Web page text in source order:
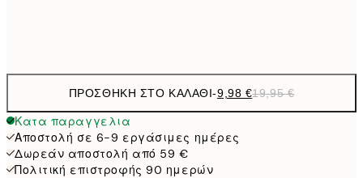
ΠΡΟΣΘΉΚΗ ΣΤΟ ΚΑΛΆΘΙ-9,98 €19,95 €
Κατα παραγγελια
Αποστολή σε 6-9 εργάσιμες ημέρες
Δωρεάν αποστολή από 59 €
Πολιτική επιστροφής 90 ημερών